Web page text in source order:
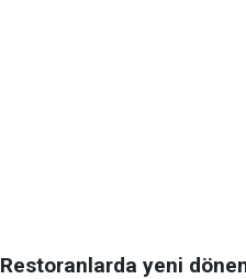
Restoranlarda yeni